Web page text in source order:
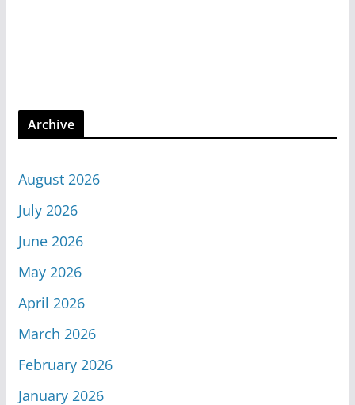
Archive
August 2026
July 2026
June 2026
May 2026
April 2026
March 2026
February 2026
January 2026